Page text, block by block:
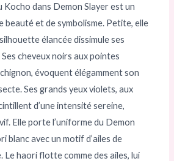
Kocho dans Demon Slayer est un
beauté et de symbolisme. Petite, elle
élancée dissimule ses
cheveux noirs aux pointes
évoquent élégamment son
Ses grands yeux violets, aux
d’une intensité sereine,
Elle porte l’uniforme du Demon
blanc avec un motif d’ailes de
Le haori flotte comme des ailes, lui